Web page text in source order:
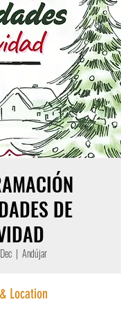
DE
  |
Andújar
Location